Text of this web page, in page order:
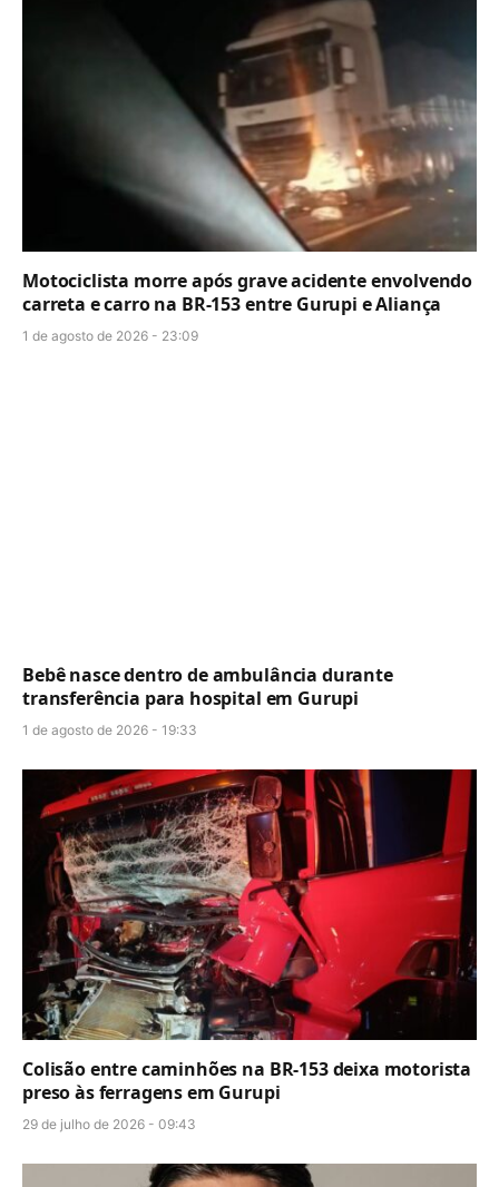
Motociclista morre após grave acidente envolvendo
carreta e carro na BR-153 entre Gurupi e Aliança
1 de agosto de 2026 - 23:09
Bebê nasce dentro de ambulância durante
transferência para hospital em Gurupi
1 de agosto de 2026 - 19:33
Colisão entre caminhões na BR-153 deixa motorista
preso às ferragens em Gurupi
29 de julho de 2026 - 09:43